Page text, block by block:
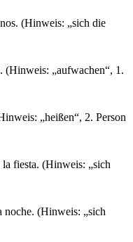
(Hinweis: „sich die
(Hinweis: „aufwachen“, 1.
„heißen“, 2. Person
la fiesta. (Hinweis: „sich
noche. (Hinweis: „sich